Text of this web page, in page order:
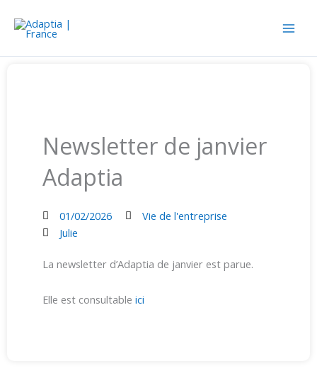
contenu
Newsletter de janvier
Adaptia
01/02/2026
Vie de l'entreprise
Julie
La newsletter d’Adaptia de janvier est parue.
Elle est consultable ici